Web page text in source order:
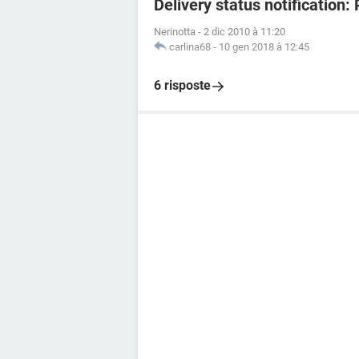
Delivery status notification:
Nerinotta - 2 dic 2010 à 11:20
carlina68 - 10 gen 2018 à 12:45
6 risposte